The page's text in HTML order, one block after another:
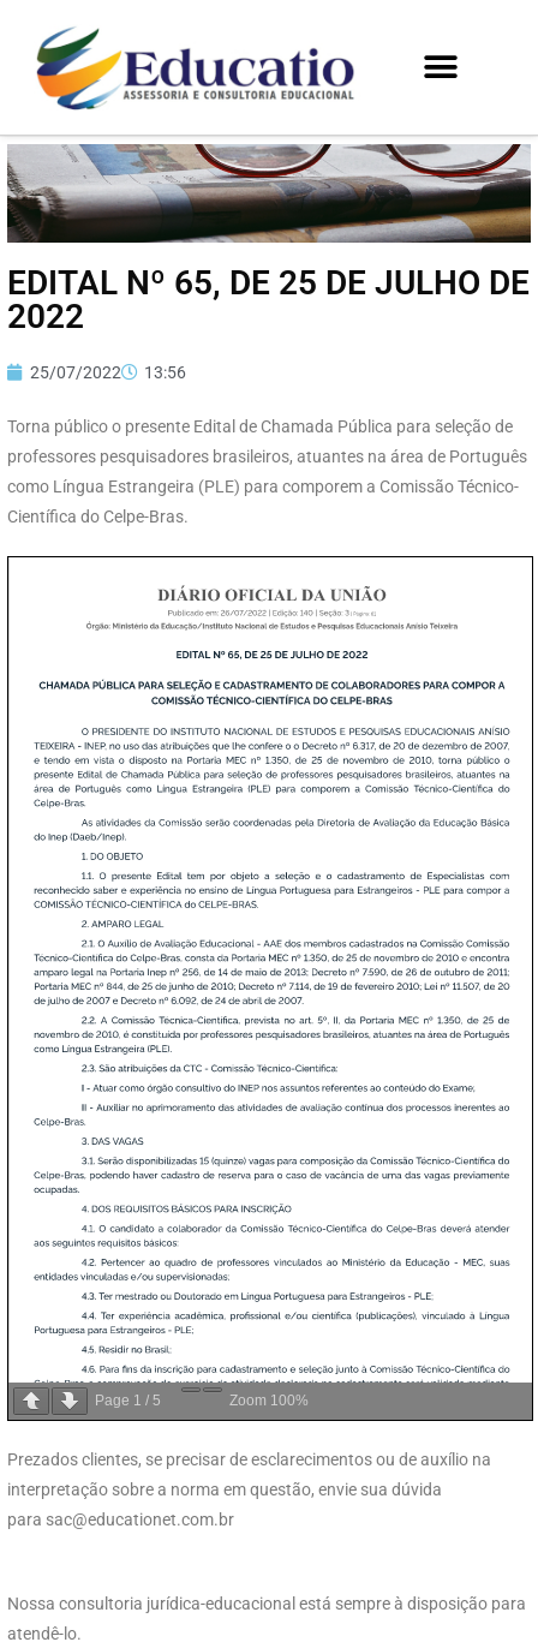
EDITAL Nº 65, DE 25 DE JULHO DE
2022
25/07/2022 13:56
Torna público o presente Edital de Chamada Pública para seleção de
professores pesquisadores brasileiros, atuantes na área de Português
como Língua Estrangeira (PLE) para comporem a Comissão Técnico-
Científica do Celpe-Bras.
Page 1 / 5 Zoom 100%
Prezados clientes, se precisar de esclarecimentos ou de auxílio na
interpretação sobre a norma em questão, envie sua dúvida
para sac@educationet.com.br
Nossa consultoria jurídica-educacional está sempre à disposição para
atendê-lo.